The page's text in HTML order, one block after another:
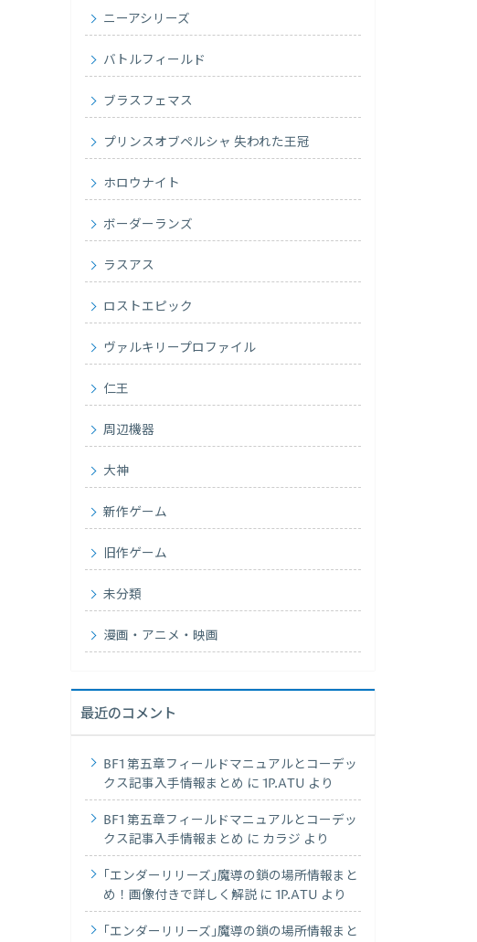
ニーアシリーズ
バトルフィールド
ブラスフェマス
プリンスオブペルシャ 失われた王冠
ホロウナイト
ボーダーランズ
ラスアス
ロストエピック
ヴァルキリープロファイル
仁王
周辺機器
大神
新作ゲーム
旧作ゲーム
未分類
漫画・アニメ・映画
最近のコメント
BF1 第五章フィールドマニュアルとコーデッ
クス記事入手情報まとめ に1P.ATU より
BF1 第五章フィールドマニュアルとコーデッ
クス記事入手情報まとめ に カラジ より
｢エンダーリリーズ｣魔導の鎖の場所情報まと
め！画像付きで詳しく解説 に1P.ATU より
｢エンダーリリーズ｣魔導の鎖の場所情報まと